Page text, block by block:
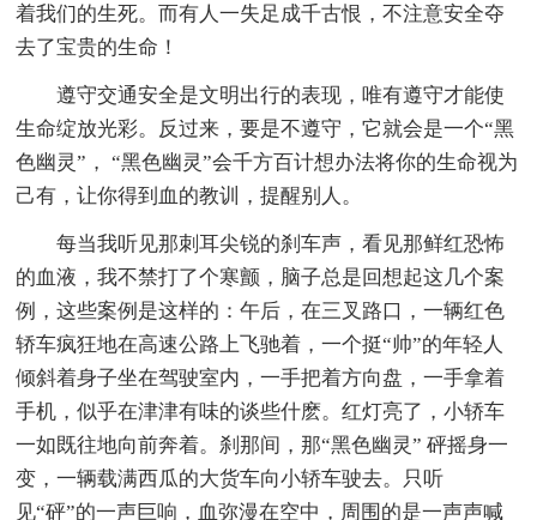
着我们的生死。而有人一失足成千古恨，不注意安全夺
去了宝贵的生命！
遵守交通安全是文明出行的表现，唯有遵守才能使
生命绽放光彩。反过来，要是不遵守，它就会是一个“黑
色幽灵”， “黑色幽灵”会千方百计想办法将你的生命视为
己有，让你得到血的教训，提醒别人。
每当我听见那刺耳尖锐的刹车声，看见那鲜红恐怖
的血液，我不禁打了个寒颤，脑子总是回想起这几个案
例，这些案例是这样的：午后，在三叉路口，一辆红色
轿车疯狂地在高速公路上飞驰着，一个挺“帅”的年轻人
倾斜着身子坐在驾驶室内，一手把着方向盘，一手拿着
手机，似乎在津津有味的谈些什麽。红灯亮了，小轿车
一如既往地向前奔着。刹那间，那“黑色幽灵” 砰摇身一
变，一辆载满西瓜的大货车向小轿车驶去。只听
见“砰”的一声巨响，血弥漫在空中，周围的是一声声喊